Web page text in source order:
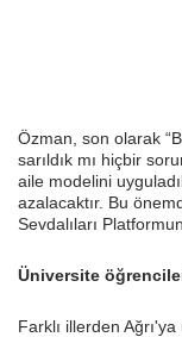
Özman, son olarak
sarıldık mı hiçbir
aile modelini
azalacaktır. Bu
Sevdalıları
Üniversite
Farklı illerden